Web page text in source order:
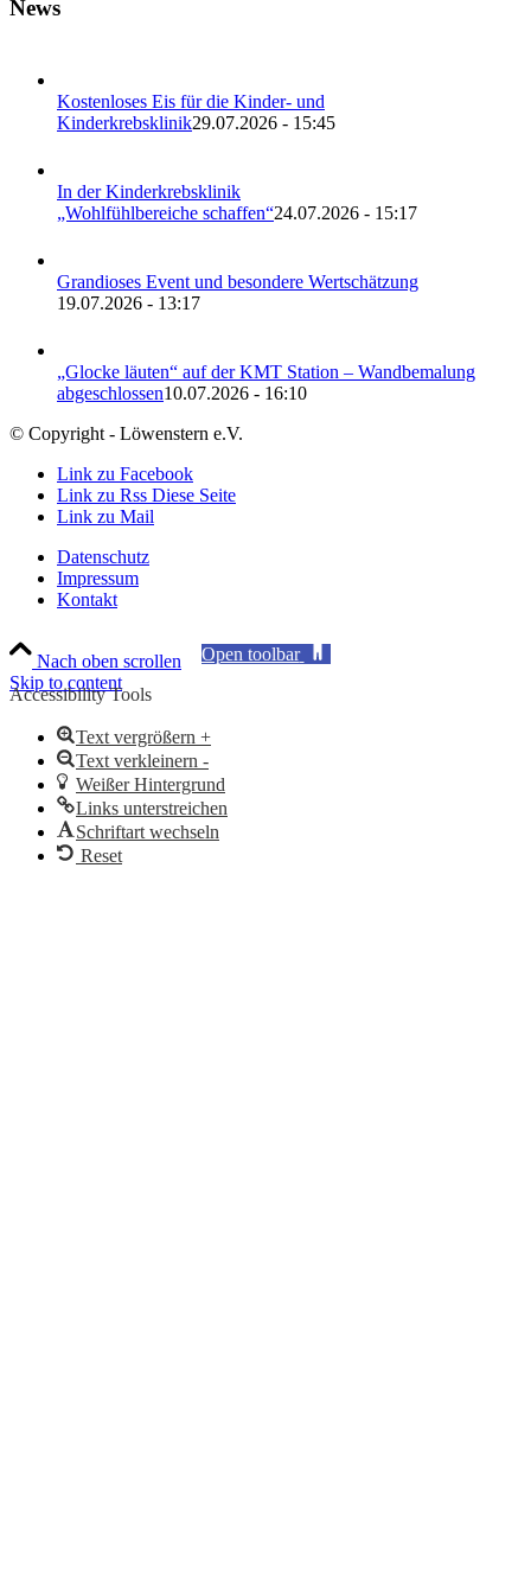
News
Kostenloses Eis für die Kinder- und
Kinderkrebsklinik29.07.2026 - 15:45
In der Kinderkrebsklinik
„Wohlfühlbereiche schaffen“24.07.2026 - 15:17
Grandioses Event und besondere Wertschätzung
19.07.2026 - 13:17
„Glocke läuten“ auf der KMT Station – Wandbemalung
abgeschlossen10.07.2026 - 16:10
© Copyright - Löwenstern e.V.
Link zu Facebook
Link zu Rss Diese Seite
Link zu Mail
Datenschutz
Impressum
Kontakt
Nach oben scrollen
Skip to content
Open toolbar
Accessibility Tools
Text vergrößern +
Text verkleinern -
Weißer Hintergrund
Links unterstreichen
Schriftart wechseln
Reset